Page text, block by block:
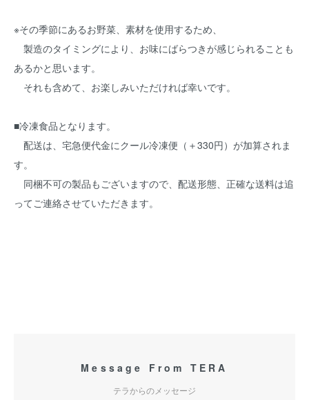
※その季節にあるお野菜、素材を使用するため、
製造のタイミングにより、お味にばらつきが感じられることも
あるかと思います。
それも含めて、お楽しみいただければ幸いです。
■冷凍食品となります。
配送は、宅急便代金にクール冷凍便（＋330円）が加算されま
す。
同梱不可の製品もございますので、配送形態、正確な送料は追
ってご連絡させていただきます。
Message From TERA
テラからのメッセージ